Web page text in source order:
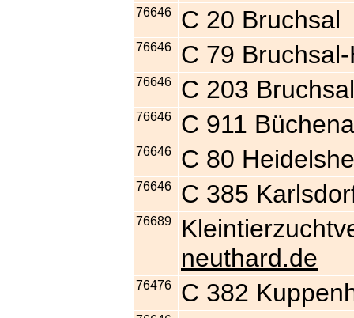
76646 C 20 Bruchsal
76646 C 79
76646 C 203
76646 C 911
76646 C 80
76646 C 385
76689
neuthard.de
76476 C 382